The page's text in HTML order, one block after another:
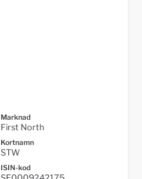
Marknad
First North
Kortnamn
STW
ISIN-kod